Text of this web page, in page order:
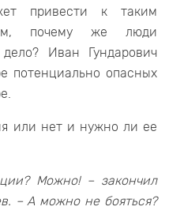
привести к таким
почему же люди
Иван Гундарович
потенциально опасных
или нет и нужно ли ее
Можно! – закончил
– А можно не бояться?